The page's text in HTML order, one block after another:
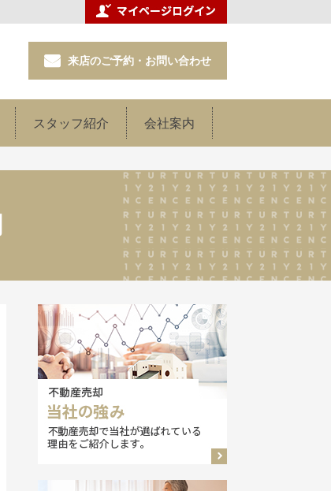
来店のご予約・お問い合わせ
スタッフ紹介 会社案内